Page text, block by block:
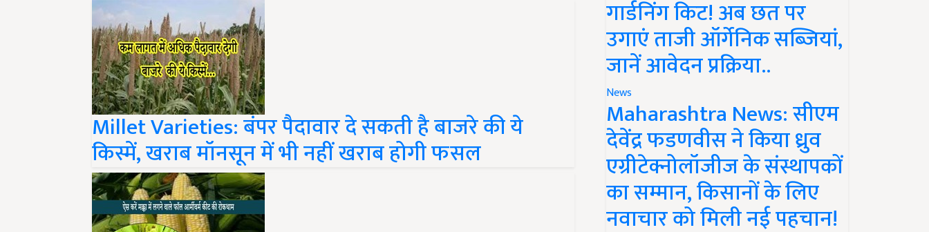
Millet Varieties: बंपर पैदावार दे सकती है बाजरे की ये
किस्में, खराब मॉनसून में भी नहीं खराब होगी फसल
गार्डनिंग किट! अब छत पर
उगाएं ताजी ऑर्गेनिक सब्जियां,
जानें आवेदन प्रक्रिया..
News
Maharashtra News: सीएम
देवेंद्र फडणवीस ने किया ध्रुव
एग्रीटेक्नोलॉजीज के संस्थापकों
का सम्मान, किसानों के लिए
नवाचार को मिली नई पहचान!